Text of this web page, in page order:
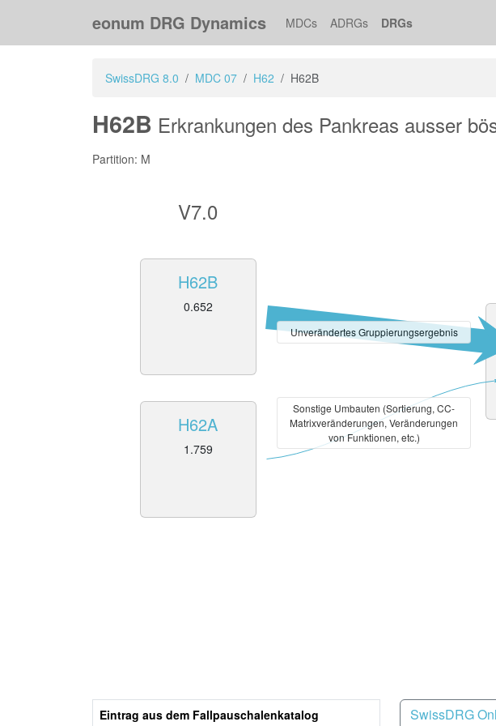
eonum DRG Dynamics MDCs ADRGs DRGs
SwissDRG 8.0 MDC 07 H62 H62B
H62B Erkrankungen des Pankreas ausser
Partition: M
V7.0
H62B
0.652
H62A
1.759
Unverändertes Gruppierungsergebnis
Sonstige Umbauten (Sortierung, CC-
Matrixveränderungen, Veränderungen
von Funktionen, etc.)
Eintrag aus dem Fallpauschalenkatalog SwissDRG